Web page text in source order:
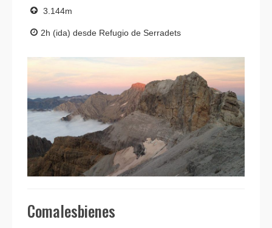
3.144m
2h (ida) desde Refugio de Serradets
Comalesbienes